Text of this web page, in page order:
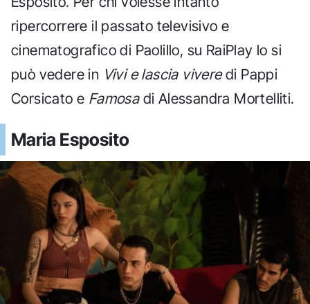
ripercorrere il passato televisivo e
cinematografico di Paolillo, su RaiPlay lo si
può vedere in Vivi e lascia viveredi Pappi
Corsicato e Famosadi Alessandra Mortelliti.
Maria Esposito